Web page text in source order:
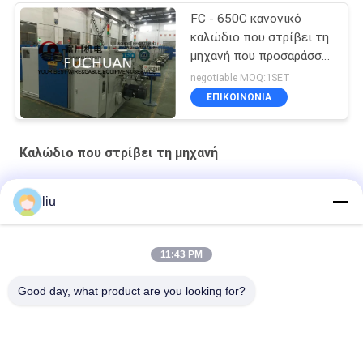
FC - 650C κανονικό
καλώδιο που στρίβει τη
μηχανή που προσαράσσει
την περιοχή τμημάτων
0,3 - 4 Mm2
negotiable MOQ:1SET
ΕΠΙΚΟΙΝΩΝΊΑ
Καλώδιο που στρίβει τη μηχανή
Μηχανή στροφής χάλυβα 1800 στροφές ανά λεπτό
25N Χάλυβα υλικό Σύρμα στροφή εργαλείο 220V 1800rpm
ταχύτητας
liu
11:43 PM
Good day, what product are you looking for?